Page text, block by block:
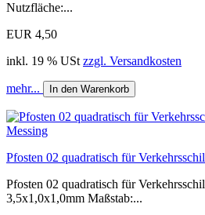
Nutzfläche:...
EUR 4,50
inkl. 19 % USt zzgl. Versandkosten
mehr... In den Warenkorb
Pfosten 02 quadratisch für
Pfosten 02 quadratisch für
3,5x1,0x1,0mm Maßstab:...